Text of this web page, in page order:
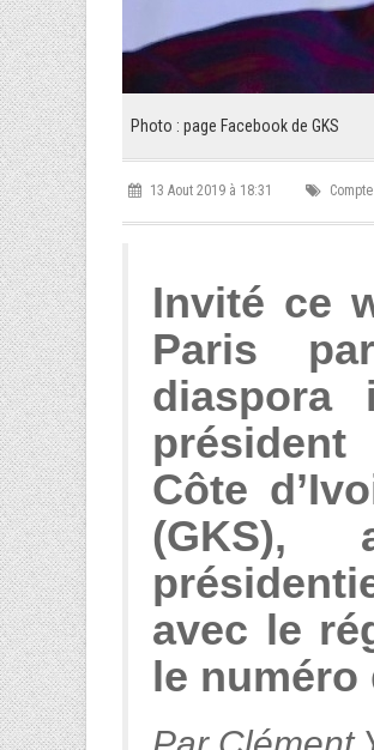
Photo : page Facebook de GKS
13 Aout 2019 à 18:31
Invité ce
Paris
diaspora
président
Côte
(GKS),
avec le
le